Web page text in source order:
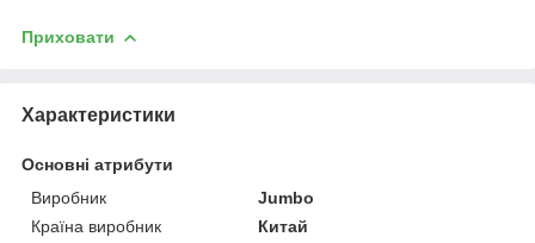
Приховати
Характеристики
Основні атрибути
Виробник
Jumbo
Країна виробник
Китай